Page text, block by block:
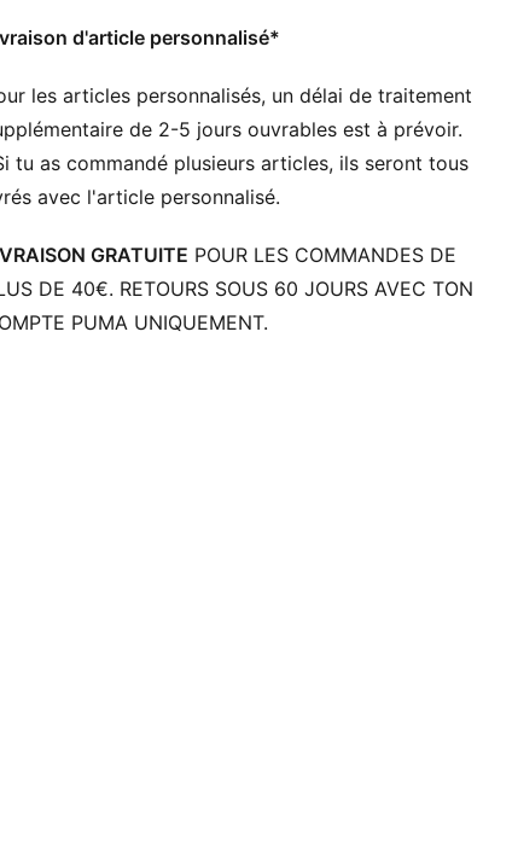
courtes
en jacquard
de la fédération avec texture brillante
PUMA King brodé
d'article personnalisé*
les articles personnalisés, un délai de traitement
de 2-5 jours ouvrables est à prévoir.
tu as commandé plusieurs articles, ils seront tous
avec l'article personnalisé.
GRATUITE POUR LES COMMANDES DE
DE 40€. RETOURS SOUS 60 JOURS AVEC TON
PUMA UNIQUEMENT.